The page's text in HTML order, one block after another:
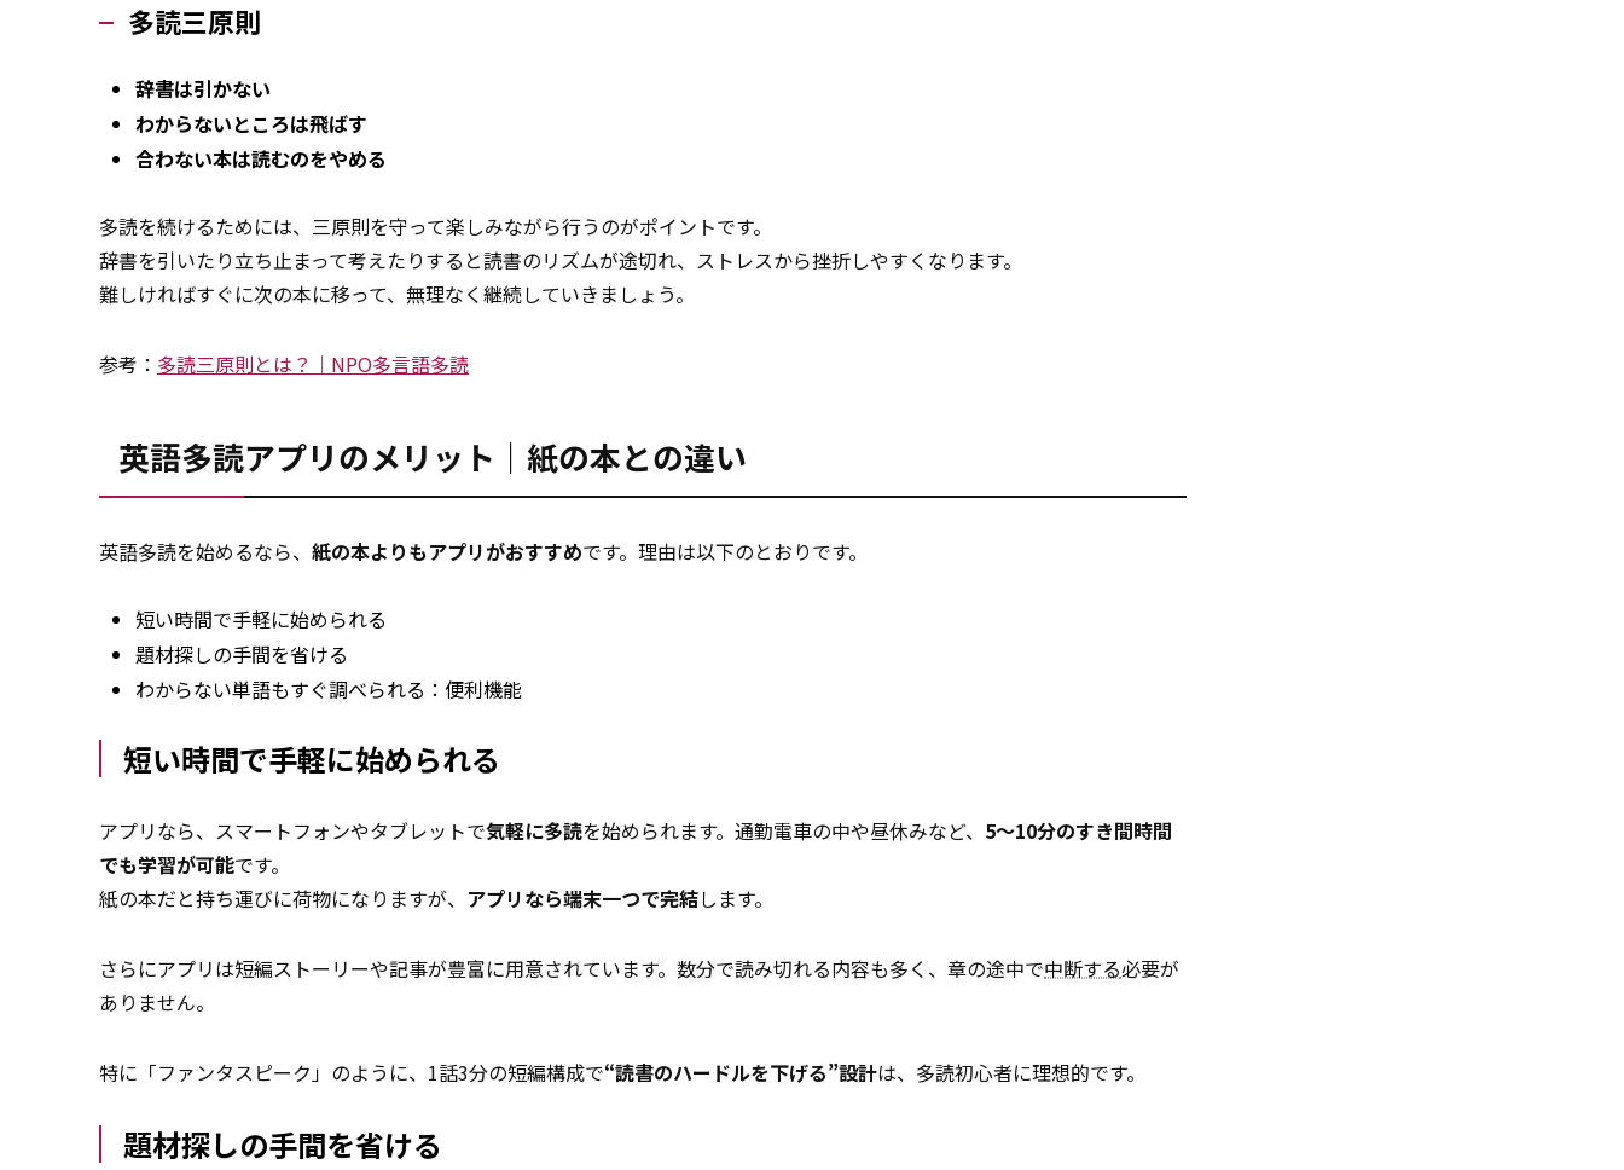
多読三原則
辞書は引かない
わからないところは飛ばす
合わない本は読むのをやめる
多読を続けるためには、三原則を守って楽しみながら行うのがポイントです。
辞書を引いたり立ち止まって考えたりすると読書のリズムが途切れ、ストレスから挫折しやすくなります。
難しければすぐに次の本に移って、無理なく継続していきましょう。
参考： 多読三原則とは？｜NPO多言語多読
英語多読アプリのメリット｜紙の本との違い
英語多読を始めるなら、 紙の本よりもアプリがおすすめです。理由は以下のとおりです。
短い時間で手軽に始められる
題材探しの手間を省ける
わからない単語もすぐ調べられる：便利機能
短い時間で手軽に始められる
アプリなら、スマートフォンやタブレットで気軽に多読を始められます。通勤電車の中や昼休みなど、 5～10分のすき間時間
でも学習が可能です。
紙の本だと持ち運びに荷物になりますが、 アプリなら端末一つで完結します。
さらにアプリは短編ストーリーや記事が豊富に用意されています。数分で読み切れる内容も多く、章の途中で中断する必要が
ありません。
特に「ファンタスピーク」のように、1話3分の短編構成で“読書のハードルを下げる”設計は、多読初心者に理想的です。
題材探しの手間を省ける